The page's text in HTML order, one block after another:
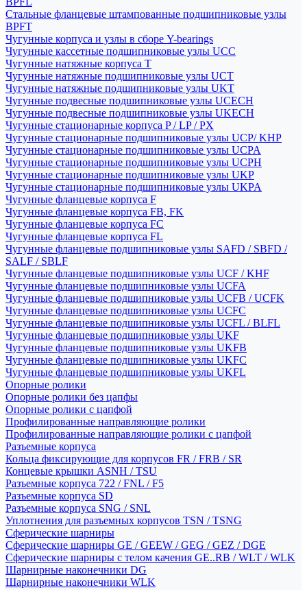
Стальные фланцевые штампованные подшипниковые узлы
BPFT
Чугунные корпуса и узлы в сборе Y-bearings
Чугунные кассетные подшипниковые узлы UCC
Чугунные натяжные корпуса T
Чугунные натяжные подшипниковые узлы UCT
Чугунные натяжные подшипниковые узлы UKT
Чугунные подвесные подшипниковые узлы UCECH
Чугунные подвесные подшипниковые узлы UKECH
Чугунные стационарные корпуса P / LP / PX
Чугунные стационарные подшипниковые узлы UCP/ KHP
Чугунные стационарные подшипниковые узлы UCPA
Чугунные стационарные подшипниковые узлы UCPH
Чугунные стационарные подшипниковые узлы UKP
Чугунные стационарные подшипниковые узлы UKPA
Чугунные фланцевые корпуса F
Чугунные фланцевые корпуса FB, FK
Чугунные фланцевые корпуса FC
Чугунные фланцевые корпуса FL
Чугунные фланцевые подшипниковые узлы SAFD / SBFD /
SALF / SBLF
Чугунные фланцевые подшипниковые узлы UCF / KHF
Чугунные фланцевые подшипниковые узлы UCFA
Чугунные фланцевые подшипниковые узлы UCFB / UCFK
Чугунные фланцевые подшипниковые узлы UCFC
Чугунные фланцевые подшипниковые узлы UCFL / BLFL
Чугунные фланцевые подшипниковые узлы UKF
Чугунные фланцевые подшипниковые узлы UKFB
Чугунные фланцевые подшипниковые узлы UKFC
Чугунные фланцевые подшипниковые узлы UKFL
Опорные ролики
Опорные ролики без цапфы
Опорные ролики с цапфой
Профилированные направляющие ролики
Профилированные направляющие ролики с цапфой
Разъемные корпуса
Кольца фиксирующие для корпусов FR / FRB / SR
Концевые крышки ASNH / TSU
Разъемные корпуса 722 / FNL / F5
Разъемные корпуса SD
Разъемные корпуса SNG / SNL
Уплотнения для разъемных корпусов TSN / TSNG
Сферические шарниры
Сферические шарниры GE / GEEW / GEG / GEZ / DGE
Сферические шарниры с телом качения GE..RB / WLT / WLK
Шарнирные наконечники DG
Шарнирные наконечники WLK